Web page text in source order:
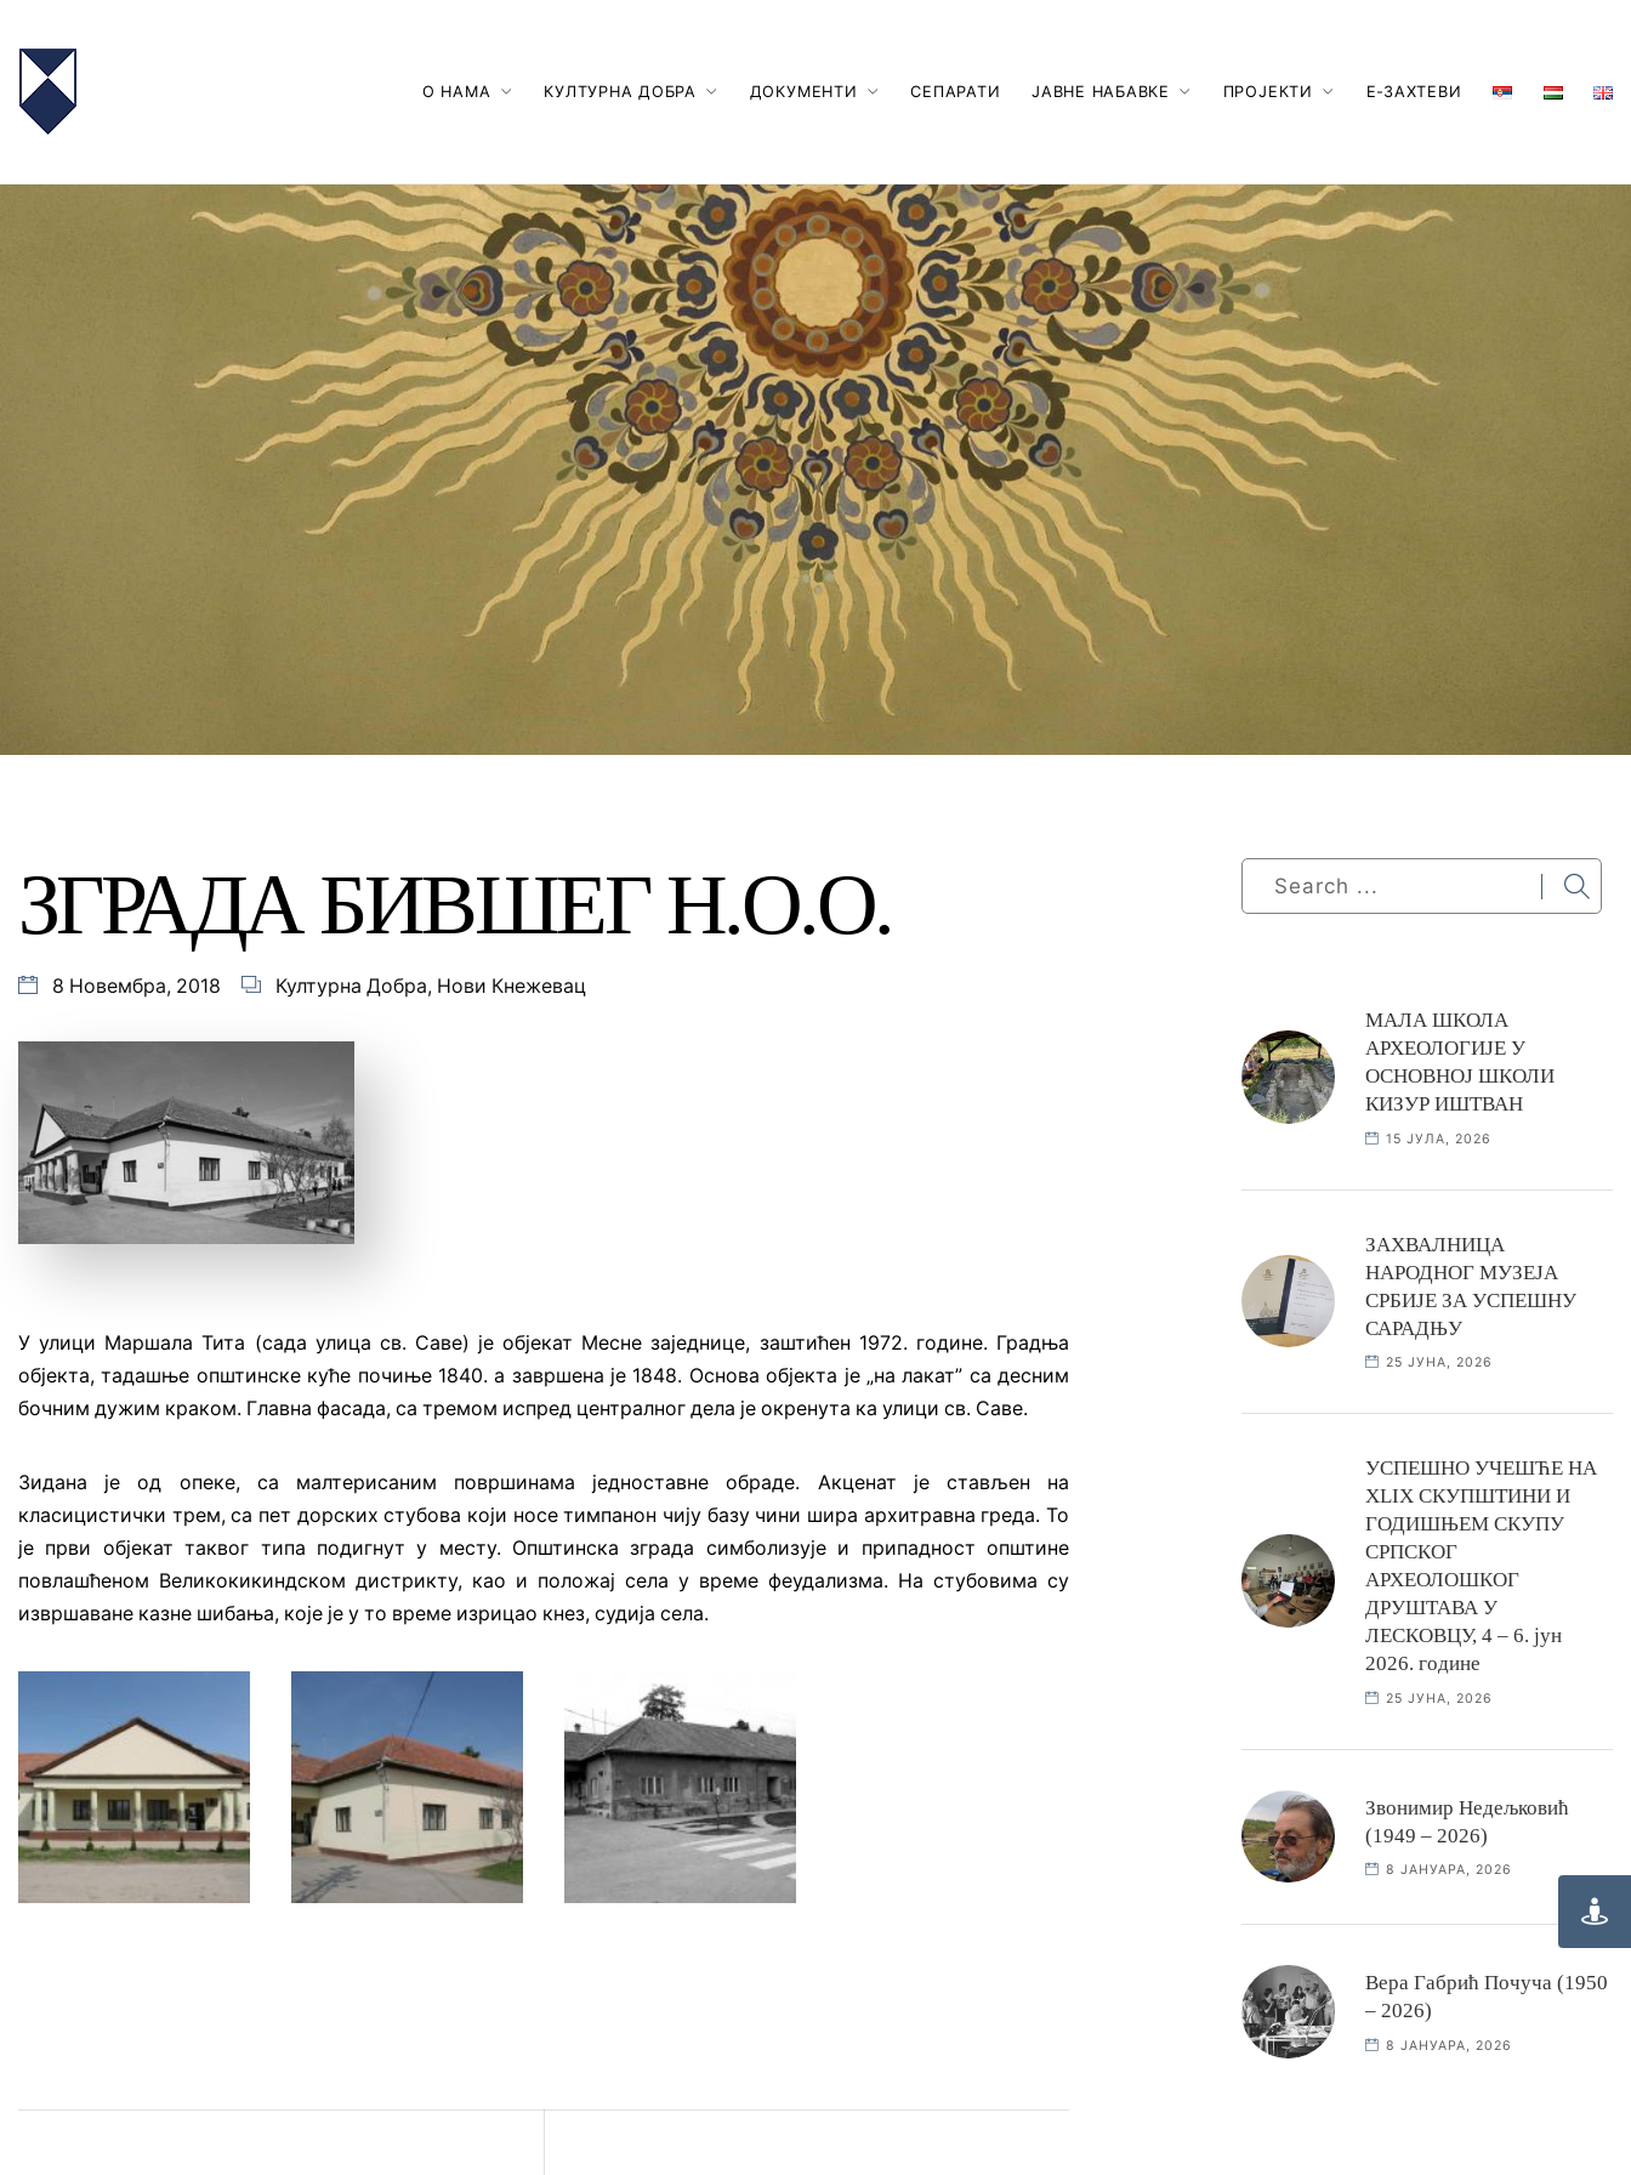
О НАМА КУЛТУРНА ДОБРА ДОКУМЕНТИ СЕПАРАТИ ЈАВНЕ НАБАВКЕ ПРОЈЕКТИ Е-ЗАХТЕВИ
ЗГРАДА БИВШЕГ Н.О.О.
8 Новембра, 2018 Културна Добра, Нови Кнежевац
У улици Маршала Тита (сада улица св. Саве) је објекат Месне заједнице, заштићен 1972. године. Градња
објекта, тадашње општинске куће почиње 1840. а завршена је 1848. Основа објекта је „на лакат” са десним
бочним дужим краком. Главна фасада, са тремом испред централног дела је окренута ка улици св. Саве.
Зидана је од опеке, са малтерисаним површинама једноставне обраде. Акценат је стављен на
класицистички трем, са пет дорских стубова који носе тимпанон чију базу чини шира архитравна греда. То
је први објекат таквог типа подигнут у месту. Општинска зграда симболизује и припадност општине
повлашћеном Великокикиндском дистрикту, као и положај села у време феудализма. На стубовима су
извршаване казне шибања, које је у то време изрицао кнез, судија села.
МАЛА ШКОЛА
АРХЕОЛОГИЈЕ У
ОСНОВНОЈ ШКОЛИ
КИЗУР ИШТВАН
15 ЈУЛА, 2026
ЗАХВАЛНИЦА
НАРОДНОГ МУЗЕЈА
СРБИЈЕ ЗА УСПЕШНУ
САРАДЊУ
25 ЈУНА, 2026
УСПЕШНО УЧЕШЋЕ НА
XLIX СКУПШТИНИ И
ГОДИШЊЕМ СКУПУ
СРПСКОГ
АРХЕОЛОШКОГ
ДРУШТАВА У
ЛЕСКОВЦУ, 4 – 6. јун
2026. године
25 ЈУНА, 2026
Звонимир Недељковић
(1949 – 2026)
8 ЈАНУАРА, 2026
Вера Габрић Почуча (1950
– 2026)
8 ЈАНУАРА, 2026